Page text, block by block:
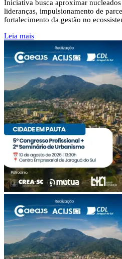
Iniciativa busca aproximar
lideranças, impulsionamento de
fortalecimento da gestão no
Leia mais